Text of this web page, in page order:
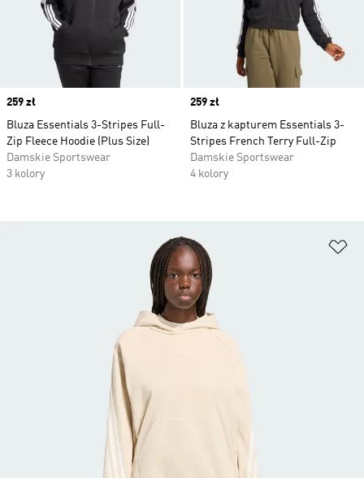
Price
259 zł
Bluza Essentials 3-Stripes Full-
Zip Fleece Hoodie (Plus Size)
Damskie Sportswear
3 kolory
Price
259 zł
Bluza z kapturem Essentials 3-
Stripes French Terry Full-Zip
Damskie Sportswear
4 kolory